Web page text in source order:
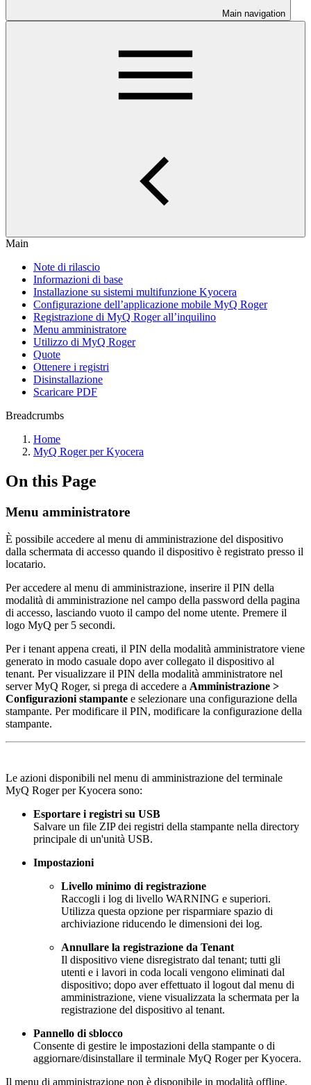
Main navigation
Main
Note di rilascio
Informazioni di base
Installazione su sistemi multifunzione Kyocera
Configurazione dell’applicazione mobile MyQ Roger
Registrazione di MyQ Roger all’inquilino
Menu amministratore
Utilizzo di MyQ Roger
Quote
Ottenere i registri
Disinstallazione
Scaricare PDF
Breadcrumbs
Home
MyQ Roger per Kyocera
On this Page
Menu amministratore
È possibile accedere al menu di amministrazione del dispositivo
dalla schermata di accesso quando il dispositivo è registrato presso il
locatario.
Per accedere al menu di amministrazione, inserire il PIN della
modalità di amministrazione nel campo della password della pagina
di accesso, lasciando vuoto il campo del nome utente. Premere il
logo MyQ per 5 secondi.
Per i tenant appena creati, il PIN della modalità amministratore viene
generato in modo casuale dopo aver collegato il dispositivo al
tenant. Per visualizzare il PIN della modalità amministratore nel
server MyQ Roger, si prega di accedere a Amministrazione >
Configurazioni stampante e selezionare una configurazione della
stampante. Per modificare il PIN, modificare la configurazione della
stampante.
Le azioni disponibili nel menu di amministrazione del terminale
MyQ Roger per Kyocera sono:
Esportare i registri su USB
Salvare un file ZIP dei registri della stampante nella directory
principale di un'unità USB.
Impostazioni
Livello minimo di registrazione
Raccogli i log di livello WARNING e superiori.
Utilizza questa opzione per risparmiare spazio di
archiviazione riducendo le dimensioni dei log.
Annullare la registrazione da Tenant
Il dispositivo viene disregistrato dal tenant; tutti gli
utenti e i lavori in coda locali vengono eliminati dal
dispositivo; dopo aver effettuato il logout dal menu di
amministrazione, viene visualizzata la schermata per la
registrazione del dispositivo al tenant.
Pannello di sblocco
Consente di gestire le impostazioni della stampante o di
aggiornare/disinstallare il terminale MyQ Roger per Kyocera.
Il menu di amministrazione non è disponibile in modalità offline.